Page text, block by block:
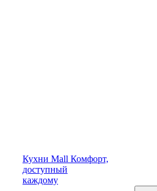
Кухни Mall Комфорт,
доступный
каждому